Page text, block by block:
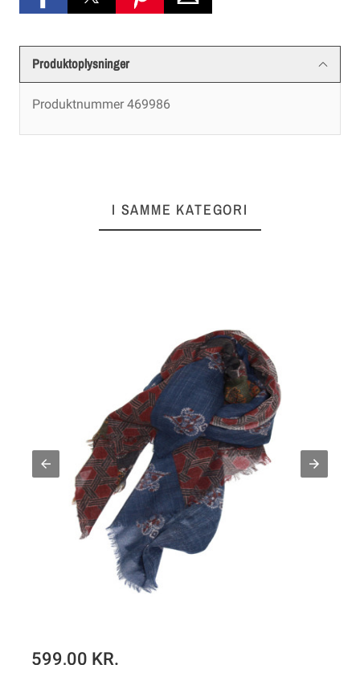
Produktoplysninger
Produktnummer 469986
I SAMME KATEGORI
399,00 KR.